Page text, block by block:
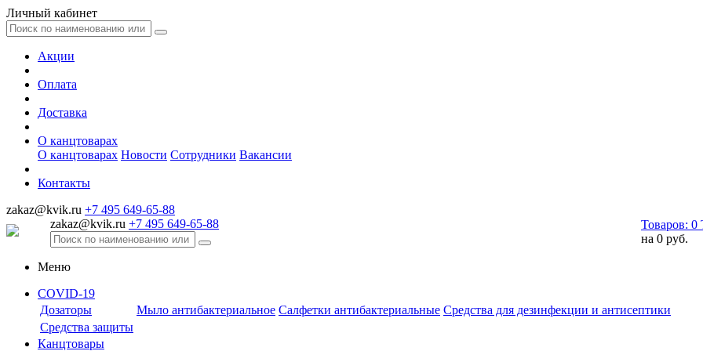
Личный кабинет
Акции
Оплата
Доставка
О канцтоварах
О канцтоварах Новости Сотрудники Вакансии
Контакты
zakaz@kvik.ru +7 495 649-65-88
zakaz@kvik.ru +7 495 649-65-88 Товаров: 0
на 0 руб.
Меню
COVID-19
Дозаторы
Мыло антибактериальное Салфетки антибактериальные Средства для дезинфекции и антисептики
Средства защиты
Канцтовары